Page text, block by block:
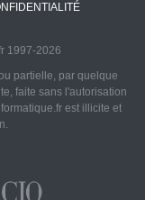
1997-2026
partielle, par quelque
faite sans l'autorisation
est illicite et